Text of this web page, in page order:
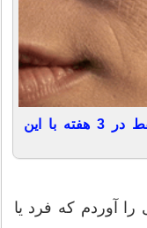
کاهش چشمگیر جای زخم و بخیه فقط در 3 هفته با این
آوردم که فرد یا